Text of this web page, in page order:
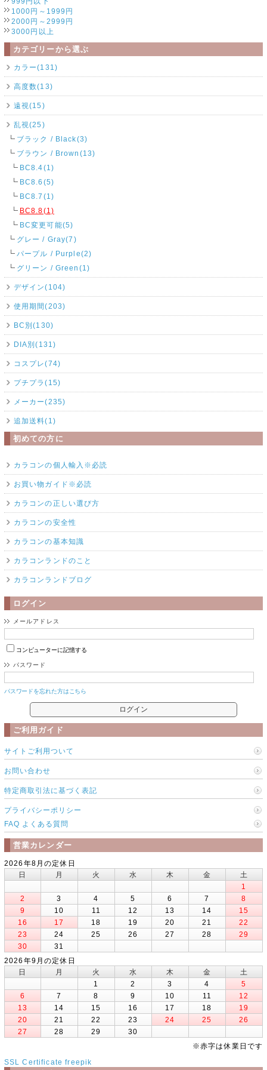
1000円～1999円
2000円～2999円
3000円以上
カテゴリーから選ぶ
カラー(131)
高度数(13)
遠視(15)
乱視(25)
ブラック / Black(3)
ブラウン / Brown(13)
BC8.4(1)
BC8.6(5)
BC8.7(1)
BC8.8(1)
BC変更可能(5)
グレー / Gray(7)
パープル / Purple(2)
グリーン / Green(1)
デザイン(104)
使用期間(203)
BC別(130)
DIA別(131)
コスプレ(74)
プチプラ(15)
メーカー(235)
追加送料(1)
初めての方に
カラコンの個人輸入※必読
お買い物ガイド※必読
カラコンの正しい選び方
カラコンの安全性
カラコンの基本知識
カラコンランドのこと
カラコンランドブログ
ログイン
メールアドレス
コンピューターに記憶する
パスワード
パスワードを忘れた方はこちら
ご利用ガイド
サイトご利用ついて
お問い合わせ
特定商取引法に基づく表記
プライバシーポリシー
FAQ よくある質問
営業カレンダー
2026年8月の定休日
日
月 火 水 木 金
土
1
2
3 4 5 6 7
8
9
10 11 12 13 14
15
16
17 18 19 20 21
22
23
24 25 26 27 28
29
30
31
2026年9月の定休日
日
月 火 水 木 金
土
1
2 3 4
5
6
7 8 9 10 11
12
13
14 15 16 17 18
19
20
21 22 23 24 25
26
27
28 29
30
※赤字は休業日です
SSL Certificate freepik